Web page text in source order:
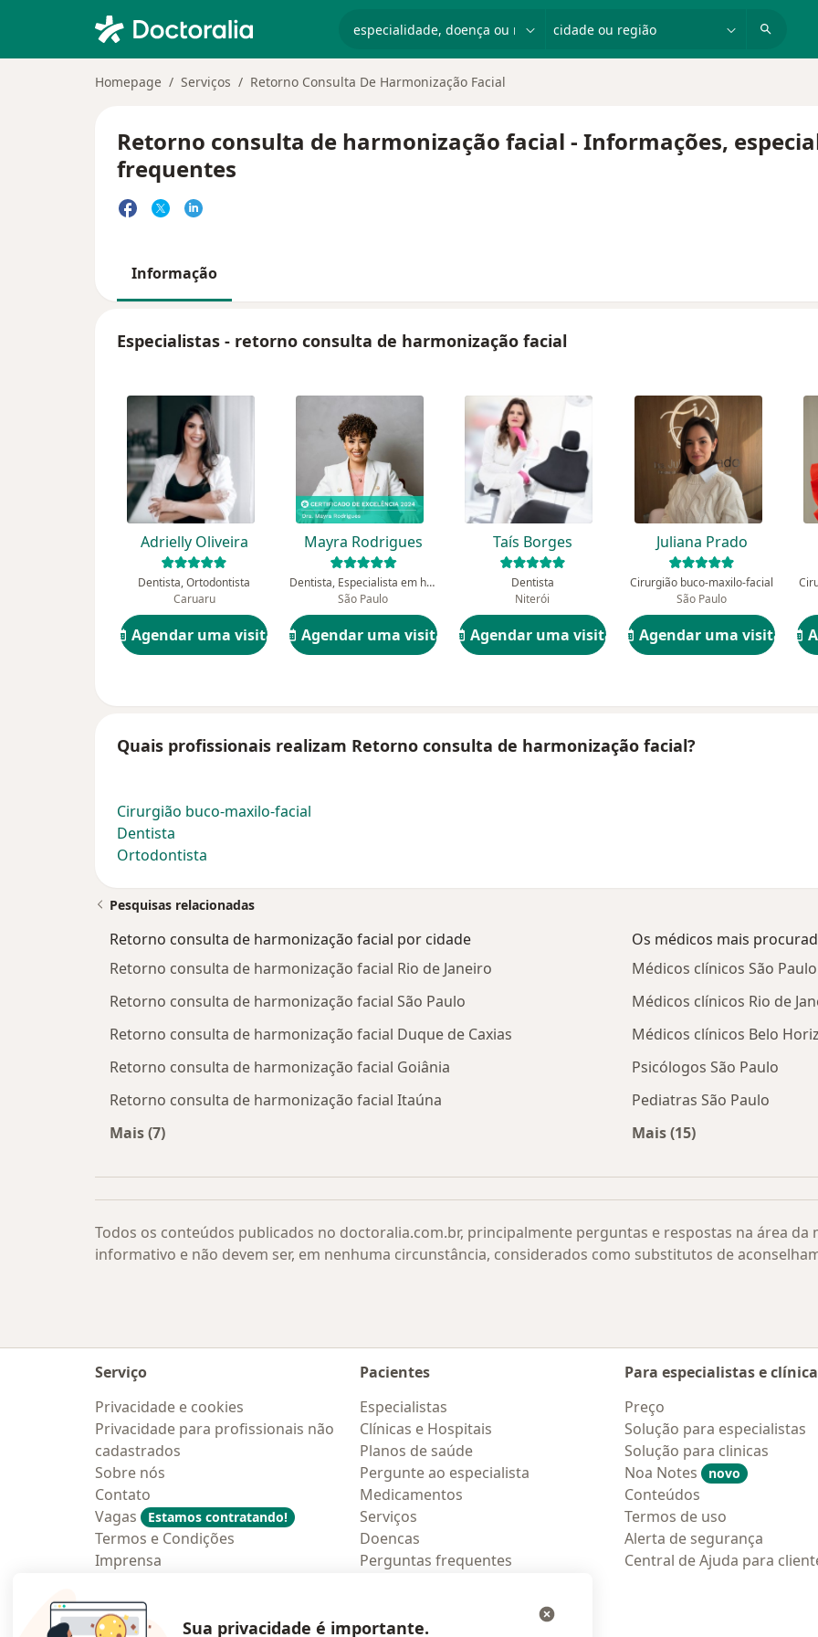
Homepage Serviços Retorno Consulta De Harmonização Facial
Retorno consulta de harmonização facial - Informações,
frequentes
Informação
Especialistas - retorno consulta de harmonização facial
Adrielly Oliveira
Dentista, Ortodontista
Caruaru
Agendar uma visita
Mayra Rodrigues
Dentista, Especialista em harmonização orofacial
São Paulo
Agendar uma visita
Taís Borges
Dentista
Niterói
Agendar uma visita
Juliana Prado
Cirurgião buco-maxilo-facial
São Paulo
Agendar uma visita
Quais profissionais realizam Retorno consulta de harmonização facial?
Cirurgião buco-maxilo-facial
Dentista
Ortodontista
Pesquisas relacionadas
Retorno consulta de harmonização facial por cidade
Retorno consulta de harmonização facial Rio de Janeiro
Retorno consulta de harmonização facial São Paulo
Retorno consulta de harmonização facial Duque de Caxias
Retorno consulta de harmonização facial Goiânia
Retorno consulta de harmonização facial Itaúna
Mais (7)
Os médicos mais
Médicos clínicos São Paulo
Médicos clínicos Rio de
Médicos clínicos Belo
Psicólogos São Paulo
Pediatras São Paulo
Mais (15)
Todos os conteúdos publicados no doctoralia.com.br, principalmente perguntas e respostas na área
informativo e não devem ser, em nenhuma circunstância, considerados como substitutos de
Serviço
Privacidade e cookies
Privacidade para profissionais não
cadastrados
Sobre nós
Contato
Vagas
Estamos contratando!
Termos e Condições
Imprensa
Pacientes
Especialistas
Clínicas e Hospitais
Planos de saúde
Pergunte ao especialista
Medicamentos
Serviços
Doencas
Perguntas frequentes
Para especialistas e
Preço
Solução para especialistas
Solução para clinicas
Noa Notes
novo
Conteúdos
Termos de uso
Alerta de segurança
Central de Ajuda para
Sua privacidade é importante.